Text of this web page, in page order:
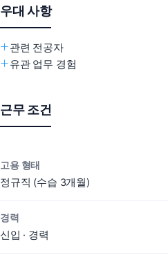
우대 사항
관련 전공자
유관 업무 경험
근무 조건
고용 형태
정규직 (수습 3개월)
경력
신입 · 경력